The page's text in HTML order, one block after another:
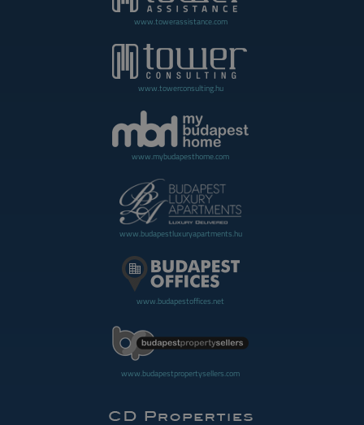
www.towerassistance.com
www.towerconsulting.hu
www.mybudapesthome.com
www.budapestluxuryapartments.hu
www.budapestoffices.net
www.budapestpropertysellers.com